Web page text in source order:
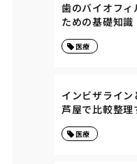
歯のバイオフィ
ための基礎知識
医療
インビザライ
芦屋で比較整理
医療